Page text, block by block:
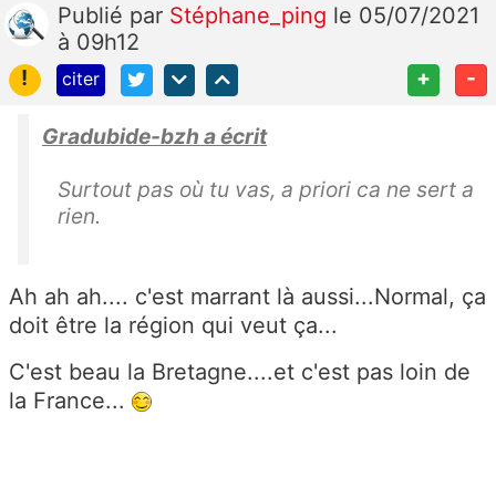
Publié par Stéphane_ping le 05/07/2021
à 09h12
!
citer + -
Gradubide-bzh a écrit
Surtout pas où tu vas, a priori ca ne sert a
rien.
Ah ah ah.... c'est marrant là aussi...Normal, ça
doit être la région qui veut ça...
C'est beau la Bretagne....et c'est pas loin de
la France...